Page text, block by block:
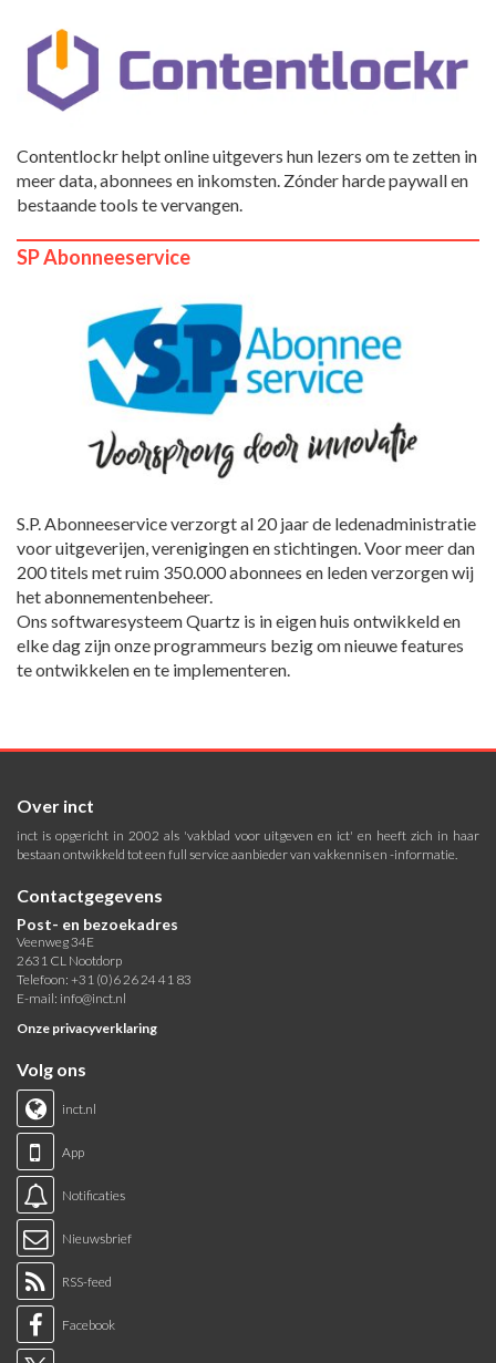
Contentlockr helpt online uitgevers hun lezers om te zetten in
meer data, abonnees en inkomsten. Zónder harde paywall en
bestaande tools te vervangen.
SP Abonneeservice
S.P. Abonneeservice verzorgt al 20 jaar de ledenadministratie
voor uitgeverijen, verenigingen en stichtingen. Voor meer dan
200 titels met ruim 350.000 abonnees en leden verzorgen wij
het abonnementenbeheer.
Ons softwaresysteem Quartz is in eigen huis ontwikkeld en
elke dag zijn onze programmeurs bezig om nieuwe features
te ontwikkelen en te implementeren.
Over inct
inct is opgericht in 2002 als 'vakblad voor uitgeven en ict' en heeft zich in haar
bestaan ontwikkeld tot een full service aanbieder van vakkennis en -informatie.
Contactgegevens
Post- en bezoekadres
Veenweg 34E
2631 CL Nootdorp
Telefoon: +31 (0)6 26 24 41 83
E-mail: info@inct.nl
Onze privacyverklaring
Volg ons
inct.nl
App
Notificaties
Nieuwsbrief
RSS-feed
Facebook